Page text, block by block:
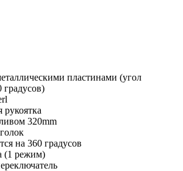
пластинами (угол
градусов)
рукоятка
320mm
на 360 градусов
(1 режим)